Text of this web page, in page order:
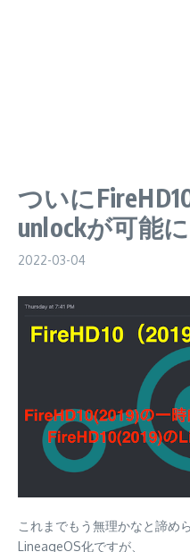
ついに
unlockが可能に
2022-03-04
これまでもう無理かなと諦め
LineageOS化ですが、